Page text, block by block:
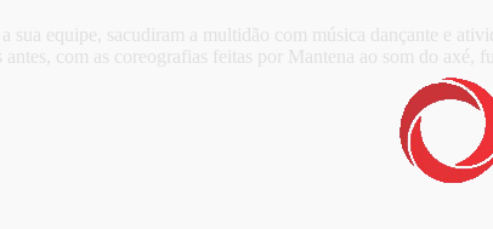
sua equipe, sacudiram a multidão com música dançante e
com as coreografias feitas por Mantena ao som do axé,